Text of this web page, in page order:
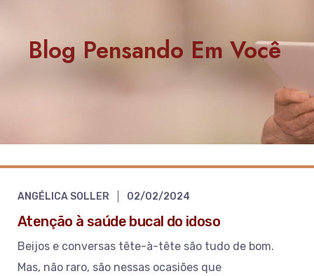
Blog Pensando Em Você
ANGÉLICA SOLLER 02/02/2024
Atenção à saúde bucal do idoso
Beijos e conversas tête-à-tête são tudo de bom.
Mas, não raro, são nessas ocasiões que